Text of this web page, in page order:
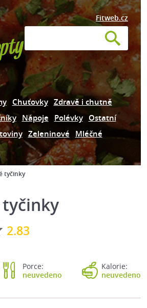
Fitweb.cz
Chuťovky Zdravě i chutně
Nápoje Polévky Ostatní
Zeleninové Mléčné
tyčinky
tyčinky
2.83
Porce:
neuvedeno
Kalorie:
neuvedeno